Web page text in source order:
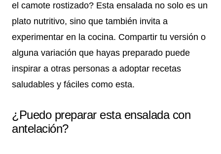
el camote rostizado? Esta ensalada no solo es un
plato nutritivo, sino que también invita a
experimentar en la cocina. Compartir tu versión o
alguna variación que hayas preparado puede
inspirar a otras personas a adoptar recetas
saludables y fáciles como esta.
¿Puedo preparar esta ensalada con
antelación?